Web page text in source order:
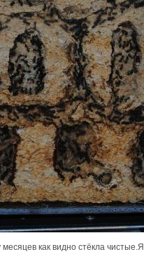
как видно стёкла